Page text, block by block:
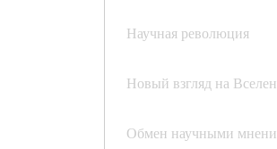
Научная революция
Новый взгляд на
Обмен научными